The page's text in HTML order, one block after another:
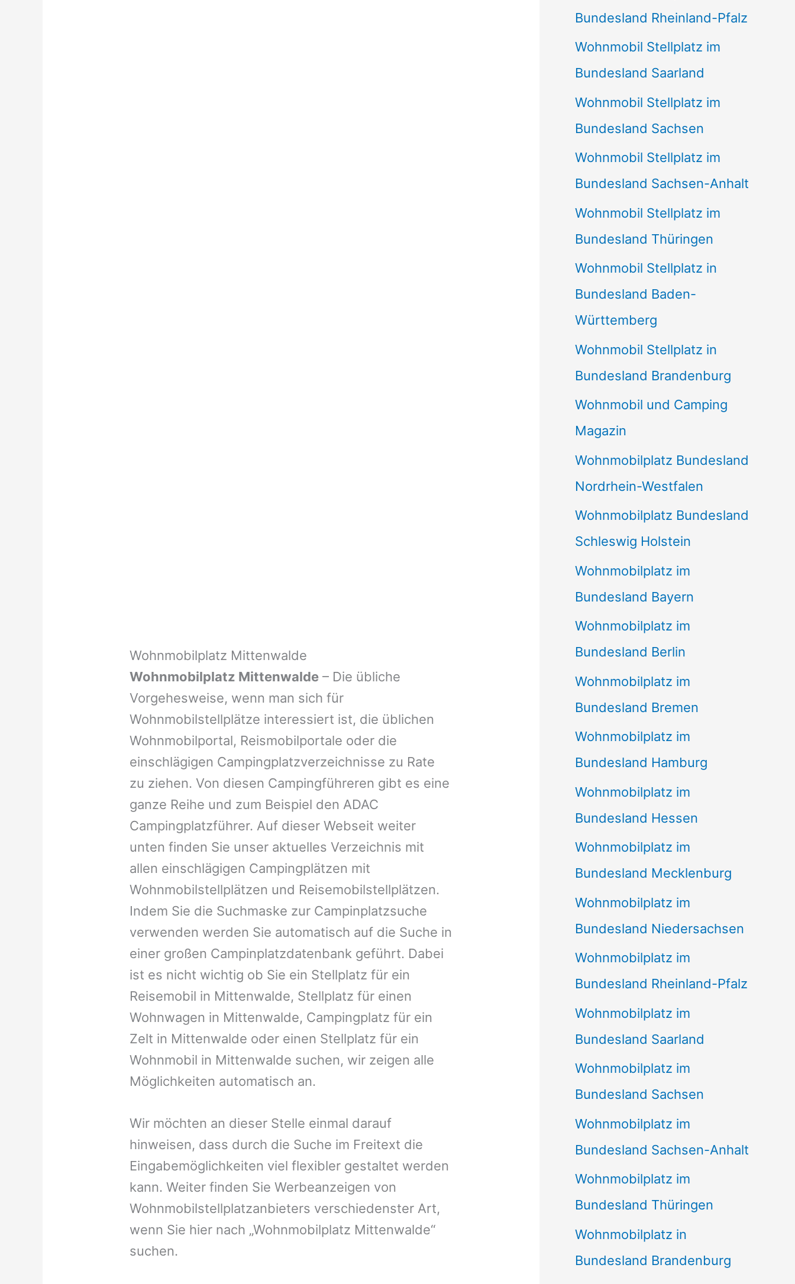
Wohnmobilplatz Mittenwalde
Wohnmobilplatz Mittenwalde– Die übliche
Vorgehesweise, wenn man sich für
Wohnmobilstellplätze interessiert ist, die üblichen
Wohnmobilportal, Reismobilportale oder die
einschlägigen Campingplatzverzeichnisse zu Rate
zu ziehen. Von diesen Campingführeren gibt es eine
ganze Reihe und zum Beispiel den ADAC
Campingplatzführer. Auf dieser Webseit weiter
unten finden Sie unser aktuelles Verzeichnis mit
allen einschlägigen Campingplätzen mit
Wohnmobilstellplätzen und Reisemobilstellplätzen.
Indem Sie die Suchmaske zur Campinplatzsuche
verwenden werden Sie automatisch auf die Suche in
einer großen Campinplatzdatenbank geführt. Dabei
ist es nicht wichtig ob Sie ein Stellplatz für ein
Reisemobil in Mittenwalde, Stellplatz für einen
Wohnwagen in Mittenwalde, Campingplatz für ein
Zelt in Mittenwalde oder einen Stellplatz für ein
Wohnmobil in Mittenwalde suchen, wir zeigen alle
Möglichkeiten automatisch an.
Wir möchten an dieser Stelle einmal darauf
hinweisen, dass durch die Suche im Freitext die
Eingabemöglichkeiten viel flexibler gestaltet werden
kann. Weiter finden Sie Werbeanzeigen von
Wohnmobilstellplatzanbieters verschiedenster Art,
wenn Sie hier nach „Wohnmobilplatz Mittenwalde“
suchen.
Bundesland Rheinland-Pfalz
Wohnmobil Stellplatz im
Bundesland Saarland
Wohnmobil Stellplatz im
Bundesland Sachsen
Wohnmobil Stellplatz im
Bundesland Sachsen-Anhalt
Wohnmobil Stellplatz im
Bundesland Thüringen
Wohnmobil Stellplatz in
Bundesland Baden-
Württemberg
Wohnmobil Stellplatz in
Bundesland Brandenburg
Wohnmobil und Camping
Magazin
Wohnmobilplatz Bundesland
Nordrhein-Westfalen
Wohnmobilplatz Bundesland
Schleswig Holstein
Wohnmobilplatz im
Bundesland Bayern
Wohnmobilplatz im
Bundesland Berlin
Wohnmobilplatz im
Bundesland Bremen
Wohnmobilplatz im
Bundesland Hamburg
Wohnmobilplatz im
Bundesland Hessen
Wohnmobilplatz im
Bundesland Mecklenburg
Wohnmobilplatz im
Bundesland Niedersachsen
Wohnmobilplatz im
Bundesland Rheinland-Pfalz
Wohnmobilplatz im
Bundesland Saarland
Wohnmobilplatz im
Bundesland Sachsen
Wohnmobilplatz im
Bundesland Sachsen-Anhalt
Wohnmobilplatz im
Bundesland Thüringen
Wohnmobilplatz in
Bundesland Brandenburg